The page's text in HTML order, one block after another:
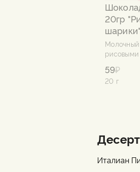
20гр
шарики"
59₽
20 г
Италиан